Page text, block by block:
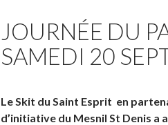
JOURNÉE DU
SAMEDI 20
Le Skit du Saint Esprit en
d’initiative du Mesnil St Denis a